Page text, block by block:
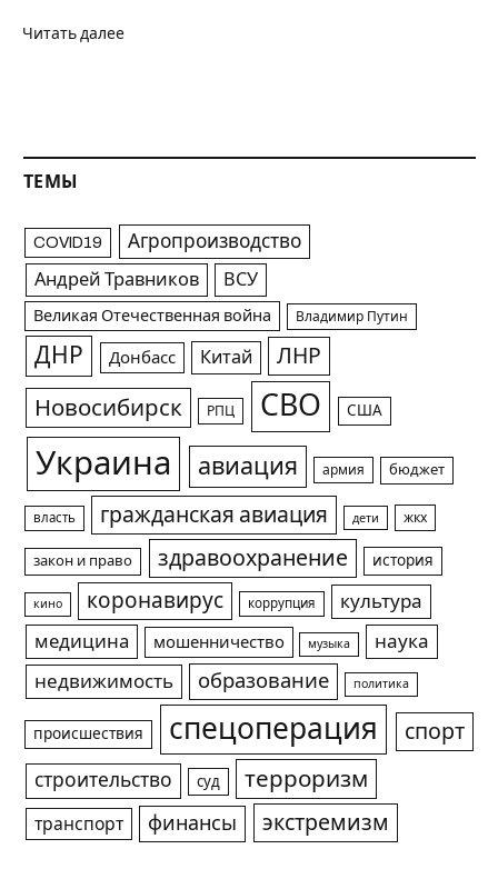
Читать далее
ТЕМЫ
COVID19 Агропроизводство
Андрей Травников ВСУ
Великая Отечественная война Владимир Путин
ДНР Донбасс Китай ЛНР
Новосибирск РПЦ СВО США
Украина авиация армия бюджет
власть гражданская авиация дети жкх
закон и право здравоохранение история
кино коронавирус коррупция
культура
медицина
мошенничество музыка
наука
недвижимость
образование политика
происшествия спецоперация спорт
строительство суд терроризм
транспорт финансы экстремизм